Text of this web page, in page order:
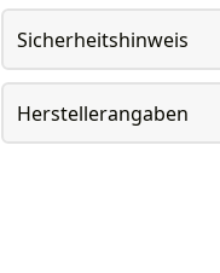
Sicherheitshinweis
Herstellerangaben